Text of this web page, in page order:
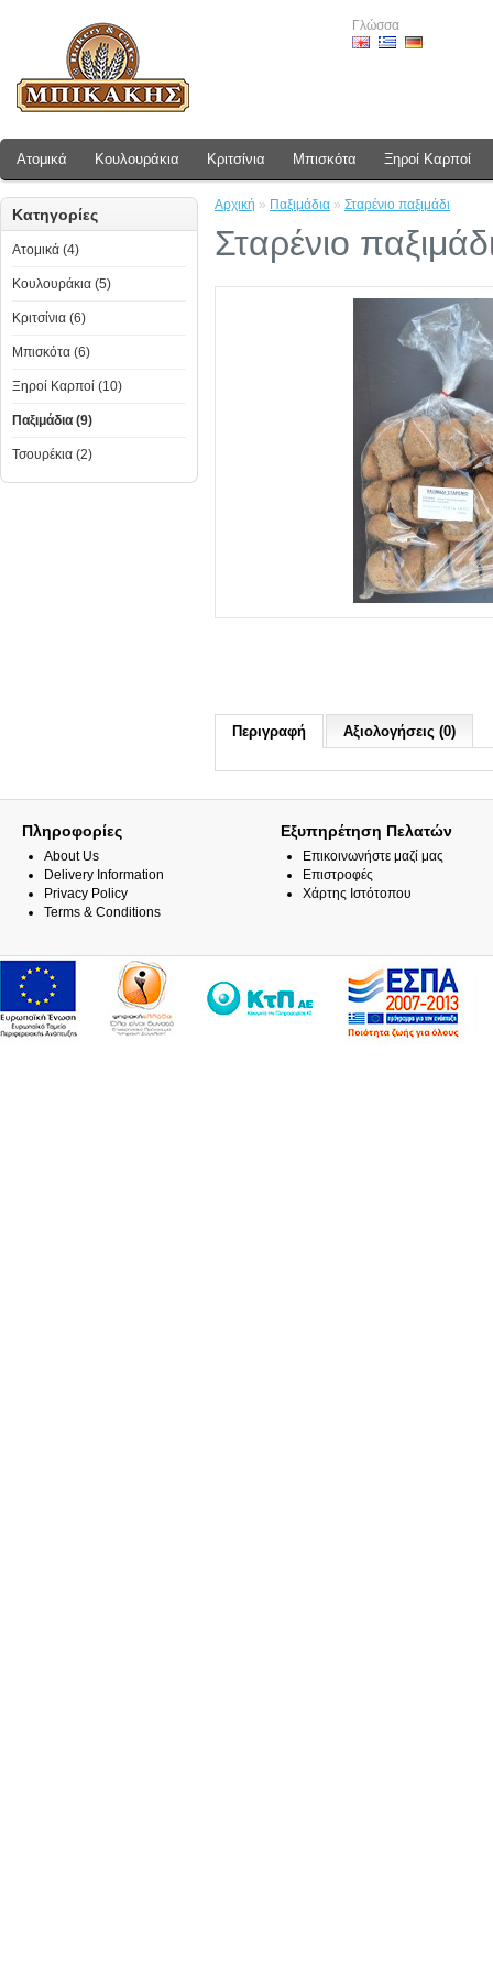
Γλώσσα
Ατομικά Κουλουράκια Κριτσίνια Μπισκότα Ξηροί Καρποί
Κατηγορίες
Ατομικά (4)
Κουλουράκια (5)
Κριτσίνια (6)
Μπισκότα (6)
Ξηροί Καρποί (10)
Παξιμάδια (9)
Τσουρέκια (2)
Αρχική » Παξιμάδια » Σταρένιο παξιμάδι
Σταρένιο
Περιγραφή Αξιολογήσεις (0)
Πληροφορίες
About Us
Delivery Information
Privacy Policy
Terms & Conditions
Εξυπηρέτηση Πελατών
Επικοινωνήστε μαζί μας
Επιστροφές
Χάρτης Ιστότοπου